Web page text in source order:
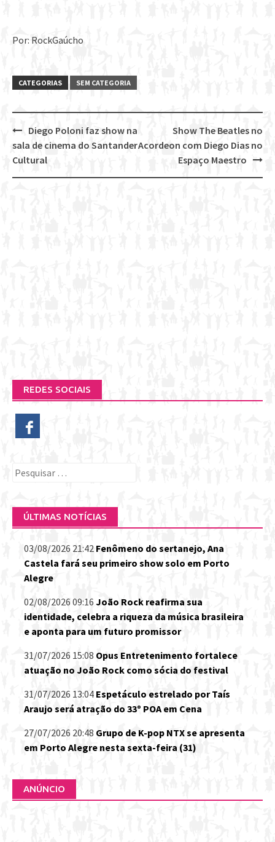
Por: RockGaúcho
CATEGORIAS SEM CATEGORIA
Post
navigation
Show The Beatles no
Acordeon com Diego Dias no
Espaço Maestro
Diego Poloni faz show na
sala de cinema do Santander
Cultural
REDES SOCIAIS
Pesquisar
ÚLTIMAS NOTÍCIAS
03/08/2026 21:42 Fenômeno do sertanejo, Ana
Castela fará seu primeiro show solo em Porto
Alegre
02/08/2026 09:16 João Rock reafirma sua
identidade, celebra a riqueza da música brasileira
e aponta para um futuro promissor
31/07/2026 15:08 Opus Entretenimento fortalece
atuação no João Rock como sócia do festival
31/07/2026 13:04 Espetáculo estrelado por Taís
Araujo será atração do 33º POA em Cena
27/07/2026 20:48 Grupo de K-pop NTX se apresenta
em Porto Alegre nesta sexta-feira (31)
ANÚNCIO